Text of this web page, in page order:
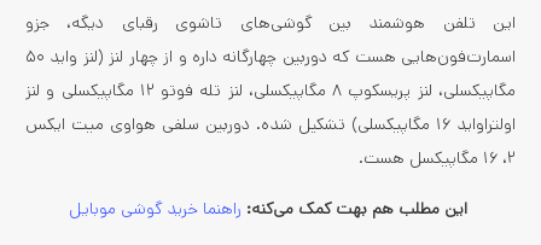
این تلفن هوشمند بین گوشی‌های تاشوی رقبای دیگه، جزو
اسمارت‌فون‌هایی هست که دوربین چهارگانه‌ داره و از چهار لنز (لنز واید ۵۰
مگاپیکسلی، لنز پریسکوپ ۸ مگاپیکسلی، لنز تله فوتو ۱۲ مگاپیکسلی و لنز
اولتراواید ۱۶ مگاپیکسلی) تشکیل شده. دوربین سلفی هواوی میت ایکس
۲، ۱۶ مگاپیکسل هست‌.
این مطلب هم بهت کمک می‌کنه: راهنما خرید گوشی موبایل